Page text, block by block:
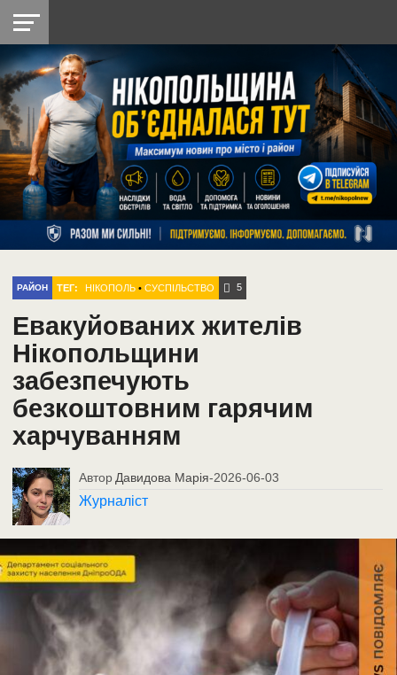
НІКОПОЛЬ
РАЙОН
СІЧЕСЛАВСЬКА
УКРАЇНА
РЕТРО
НІКОПОЛЬ
ЛАЙТ
УКРАЇНА
ДОПОМОГА
РАДІО
РАЙОН ТЕГ: НІКОПОЛЬ •СУСПІЛЬСТВО 5
Евакуйованих жителів
Нікопольщини
забезпечують
безкоштовним гарячим
харчуванням
Автор Давидова Марія-2026-06-03
Журналіст